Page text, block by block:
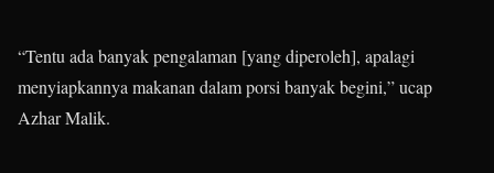
“Tentu ada banyak pengalaman [yang diperoleh], apalagi
menyiapkannya makanan dalam porsi banyak begini,” ucap
Azhar Malik.